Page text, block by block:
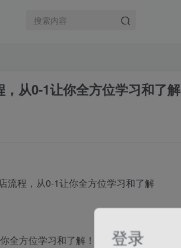
从0-1让你全方位学习和了解
全方位学习和了解！
登录